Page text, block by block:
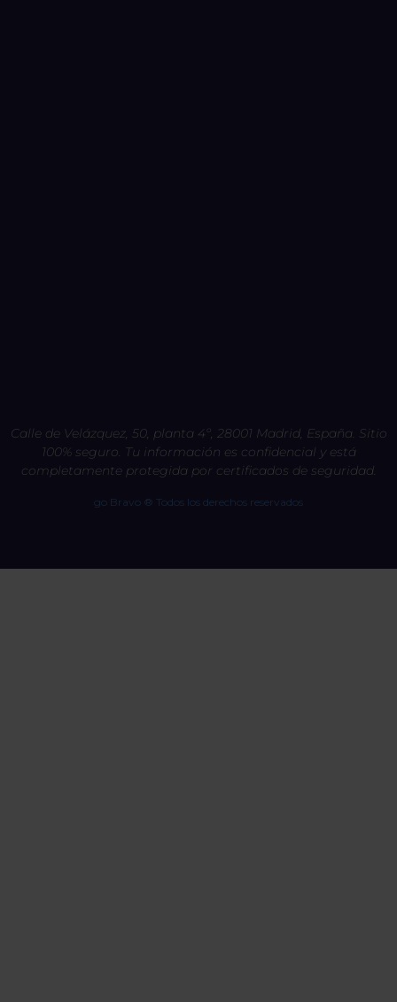
Calle de Velázquez, 50, planta 4º, 28001 Madrid, España. Sitio
100% seguro. Tu información es confidencial y está
completamente protegida por certificados de seguridad.
go Bravo ® Todos los derechos reservados